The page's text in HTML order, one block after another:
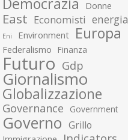
Donne
East Economisti energia
Eni Environment Europa
Federalismo Finanza
Futuro Gdp
Giornalismo
Globalizzazione
Governance Government
Governo Grillo